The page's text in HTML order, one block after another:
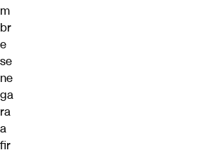
m
br
e
se
ne
ga
ra
a
fir